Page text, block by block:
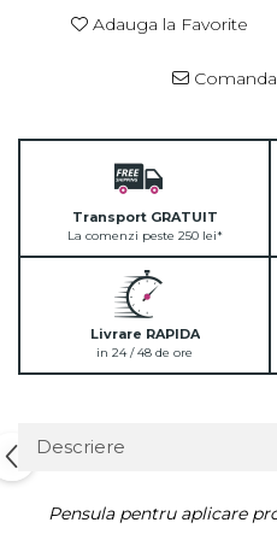
Adauga la Favorite
Comanda
Transport GRATUIT
La comenzi peste 250 lei*
Livrare RAPIDA
in 24 / 48 de ore
Descriere
Pensula pentru aplicare